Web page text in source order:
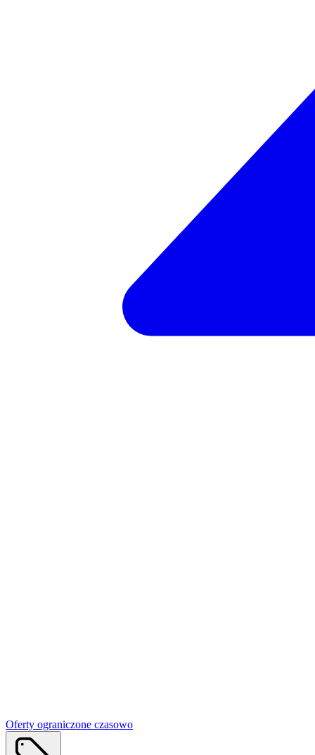
Oferty ograniczone czasowo